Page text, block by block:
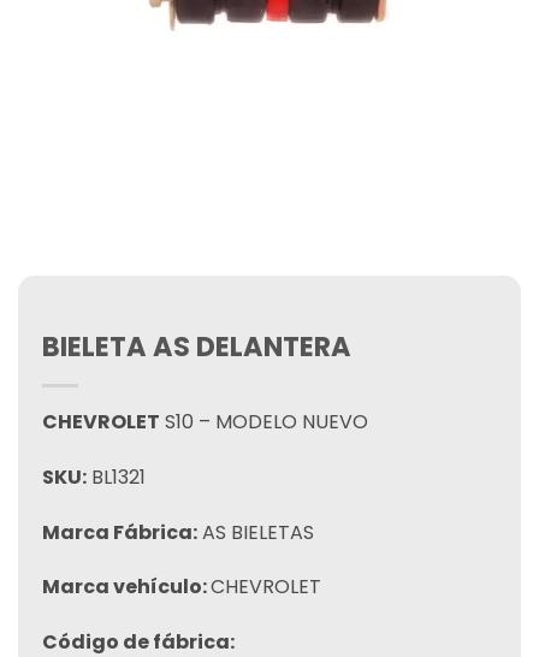
BIELETA AS DELANTERA
CHEVROLET S10 – MODELO NUEVO
SKU: BL1321
Marca Fábrica:AS BIELETAS
Marca vehículo:CHEVROLET
Código de fábrica: